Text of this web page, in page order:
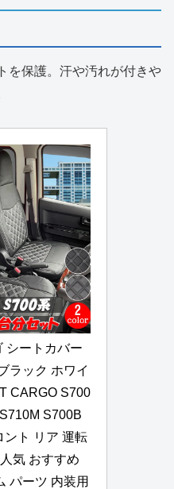
を保護。汗や汚れが付きや
シートカバー
ラック ホワイ
CARGO S700
S700B
ント リア 運転
気 おすすめ
パーツ 内装用